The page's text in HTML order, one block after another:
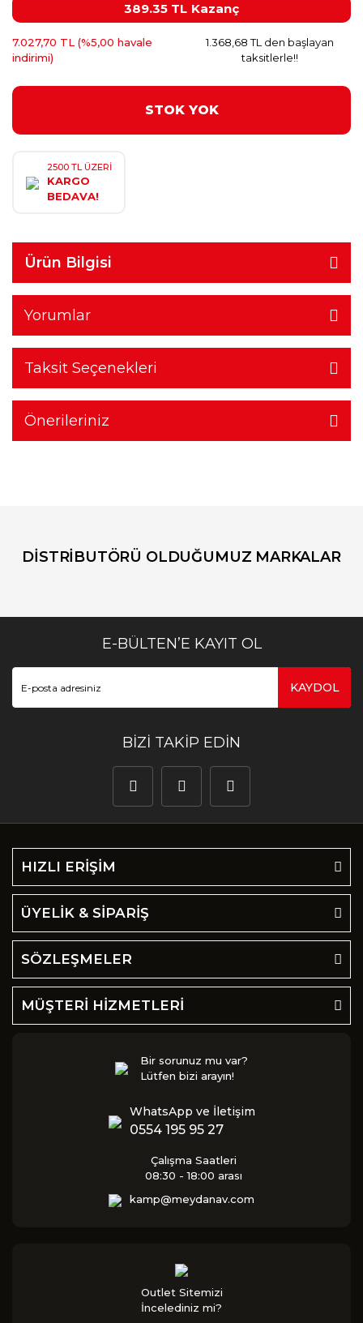
389.35 TL Kazanç
7.027,70 TL (%5,00 havale
indirimi)
1.368,68 TL den başlayan
taksitlerle!!
STOK YOK
2500 TL ÜZERİ
KARGO
BEDAVA!
Ürün Bilgisi
Yorumlar
Taksit Seçenekleri
Önerileriniz
DİSTRİBUTÖRÜ OLDUĞUMUZ MARKALAR
E-BÜLTEN’E KAYIT OL
KAYDOL
BİZİ TAKİP EDİN
HIZLI ERİŞİM
ÜYELİK & SİPARİŞ
SÖZLEŞMELER
MÜŞTERİ HİZMETLERİ
Bir sorunuz mu var?
Lütfen bizi arayın!
WhatsApp ve İletişim
0554 195 95 27
Çalışma Saatleri
08:30 - 18:00 arası
kamp@meydanav.com
Outlet Sitemizi
İncelediniz mi?